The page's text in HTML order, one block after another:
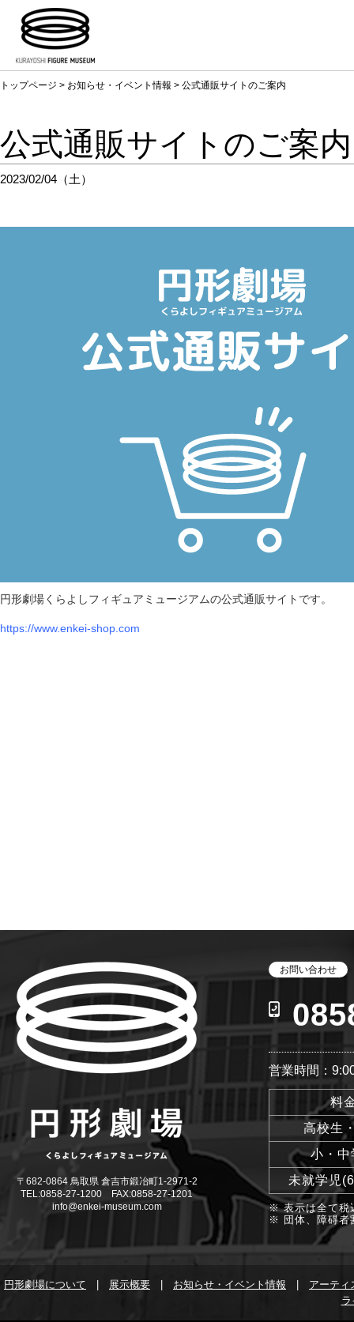
トップページ > お知らせ・イベント情報 > 公式通販サイトのご案内
公式通販サイトのご案内
2023/02/04（土）
円形劇場くらよしフィギュアミュージアムの公式通販サイトです。
https://www.enkei-shop.com
〒682-0864 鳥取県 倉吉市鍛冶町1-2971-2
TEL:0858-27-1200 FAX:0858-27-1201
info@enkei-museum.com
お問い合わせ
営業時間：
料
高校生
小・中
未就学児
※ 表示は全て税
※ 団体、障碍者
円形劇場について 展示概要 お知らせ・イベント情報
アーティ